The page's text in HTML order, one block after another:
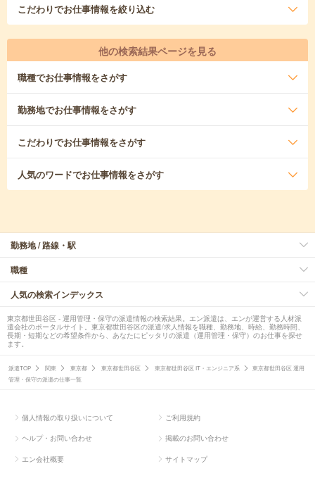
こだわりでお仕事情報を絞り込む
他の検索結果ページを見る
職種でお仕事情報をさがす
勤務地でお仕事情報をさがす
こだわりでお仕事情報をさがす
人気のワードでお仕事情報をさがす
勤務地 / 路線・駅
職種
人気の検索インデックス
東京都世田谷区 - 運用管理・保守の派遣情報の検索結果。エン派遣は、エンが運営する人材派
遣会社のポータルサイト。東京都世田谷区の派遣/求人情報を職種、勤務地、時給、勤務時間、
長期・短期などの希望条件から、あなたにピッタリの派遣（運用管理・保守）のお仕事を探せ
ます。
派遣TOP 関東 東京都 東京都世田谷区 東京都世田谷区 IT・エンジニア系
東京都世田谷区 運用
管理・保守の派遣の仕事一覧
個人情報の取り扱いについて ご利用規約
ヘルプ・お問い合わせ 掲載のお問い合わせ
エン会社概要 サイトマップ